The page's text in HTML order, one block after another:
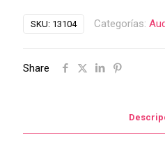
SKU: 13104 Categorías:
Share